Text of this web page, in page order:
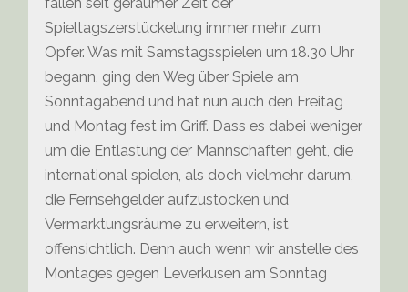
Spieltagszerstückelung immer mehr zum
Opfer. Was mit Samstagsspielen um 18.30 Uhr
begann, ging den Weg über Spiele am
Sonntagabend und hat nun auch den Freitag
und Montag fest im Griff. Dass es dabei weniger
um die Entlastung der Mannschaften geht, die
international spielen, als doch vielmehr darum,
die Fernsehgelder aufzustocken und
Vermarktungsräume zu erweitern, ist
offensichtlich. Denn auch wenn wir anstelle des
Montages gegen Leverkusen am Sonntag